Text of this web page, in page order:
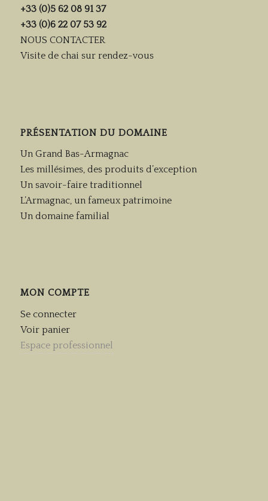
+33 (0)5 62 08 91 37
+33 (0)6 22 07 53 92
NOUS CONTACTER
Visite de chai sur rendez-vous
PRÉSENTATION DU DOMAINE
Un Grand Bas-Armagnac
Les millésimes, des produits d’exception
Un savoir-faire traditionnel
L’Armagnac, un fameux patrimoine
Un domaine familial
MON COMPTE
Se connecter
Voir panier
Espace professionnel